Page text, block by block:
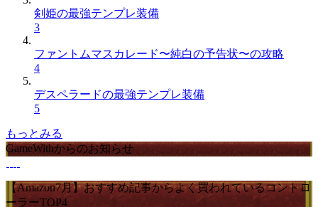
剣姫の最強テンプレ装備
3
ファントムマスカレード〜純白の予告状〜の攻略
4
デスペラードの最強テンプレ装備
5
もっとみる
GameWithからのお知らせ
【Amazon7月】おすすめ記事からよく買われているコントロ
ーラーTOP4